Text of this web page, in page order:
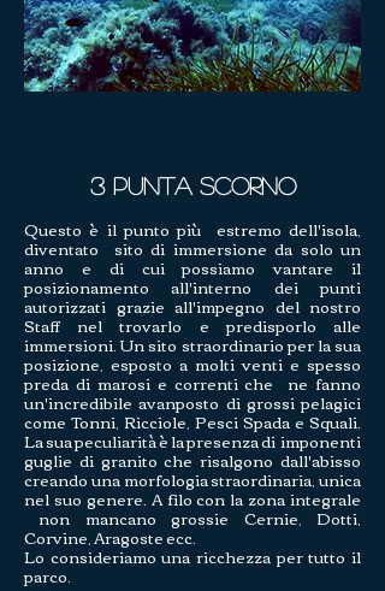
3 Punta Scorno
Questo è il punto più estremo dell'isola,
diventato sito di immersione da solo un
anno e di cui possiamo vantare il
posizionamento all'interno dei punti
autorizzati grazie all'impegno del nostro
Staff nel trovarlo e predisporlo alle
immersioni. Un sito straordinario per la sua
posizione, esposto a molti venti e spesso
preda di marosi e correnti che ne fanno
un'incredibile avanposto di grossi pelagici
come Tonni, Ricciole, Pesci Spada e Squali.
La sua peculiarità è la presenza di imponenti
guglie di granito che risalgono dall'abisso
creando una morfologia straordinaria, unica
nel suo genere. A filo con la zona integrale
non mancano grossie Cernie, Dotti,
Corvine, Aragoste ecc.
Lo consideriamo una ricchezza per tutto il
parco.